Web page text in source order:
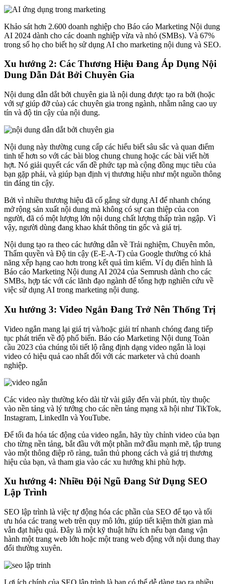
Khảo sát hơn 2.600 doanh nghiệp cho Báo cáo Marketing Nội dung
AI 2024 dành cho các doanh nghiệp vừa và nhỏ (SMBs). Và 67%
trong số họ cho biết họ sử dụng AI cho marketing nội dung và SEO.
Xu hướng 2: Các Thương Hiệu Đang Áp Dụng Nội
Dung Dẫn Dắt Bởi Chuyên Gia
Nội dung dẫn dắt bởi chuyên gia là nội dung được tạo ra bởi (hoặc
với sự giúp đỡ của) các chuyên gia trong ngành, nhằm nâng cao uy
tín và độ tin cậy của nội dung.
Nội dung này thường cung cấp các hiểu biết sâu sắc và quan điểm
tinh tế hơn so với các bài blog chung chung hoặc các bài viết hời
hợt. Nó giải quyết các vấn đề phức tạp mà cộng đồng mục tiêu của
bạn gặp phải, và giúp bạn định vị thương hiệu như một nguồn thông
tin đáng tin cậy.
Bởi vì nhiều thương hiệu đã cố gắng sử dụng AI để nhanh chóng
mở rộng sản xuất nội dung mà không có sự can thiệp của con
người, đã có một lượng lớn nội dung chất lượng thấp tràn ngập. Vì
vậy, người dùng đang khao khát thông tin gốc và giá trị.
Nội dung tạo ra theo các hướng dẫn về Trải nghiệm, Chuyên môn,
Thẩm quyền và Độ tin cậy (E-E-A-T) của Google thường có khả
năng xếp hạng cao hơn trong kết quả tìm kiếm. Ví dụ điển hình là
Báo cáo Marketing Nội dung AI 2024 của Semrush dành cho các
SMBs, hợp tác với các lãnh đạo ngành để tổng hợp nghiên cứu về
việc sử dụng AI trong marketing nội dung.
Xu hướng 3: Video Ngắn Đang Trở Nên Thống Trị
Video ngắn mang lại giá trị và/hoặc giải trí nhanh chóng đang tiếp
tục phát triển về độ phổ biến. Báo cáo Marketing Nội dung Toàn
cầu 2023 của chúng tôi tiết lộ rằng định dạng video ngắn là loại
video có hiệu quả cao nhất đối với các marketer và chủ doanh
nghiệp.
Các video này thường kéo dài từ vài giây đến vài phút, tùy thuộc
vào nền tảng và lý tưởng cho các nền tảng mạng xã hội như TikTok,
Instagram, LinkedIn và YouTube.
Để tối đa hóa tác động của video ngắn, hãy tùy chỉnh video của bạn
cho từng nền tảng, bắt đầu với một phần mở đầu mạnh mẽ, tập trung
vào một thông điệp rõ ràng, tuân thủ phong cách và giá trị thương
hiệu của bạn, và tham gia vào các xu hướng khi phù hợp.
Xu hướng 4: Nhiều Đội Ngũ Đang Sử Dụng SEO
Lập Trình
SEO lập trình là việc tự động hóa các phần của SEO để tạo và tối
ưu hóa các trang web trên quy mô lớn, giúp tiết kiệm thời gian mà
vẫn đạt hiệu quả. Đây là một kỹ thuật hữu ích nếu bạn đang vận
hành một trang web lớn hoặc một trang web động với nội dung thay
đổi thường xuyên.
Lợi ích chính của SEO lập trình là bạn có thể dễ dàng tạo ra nhiều